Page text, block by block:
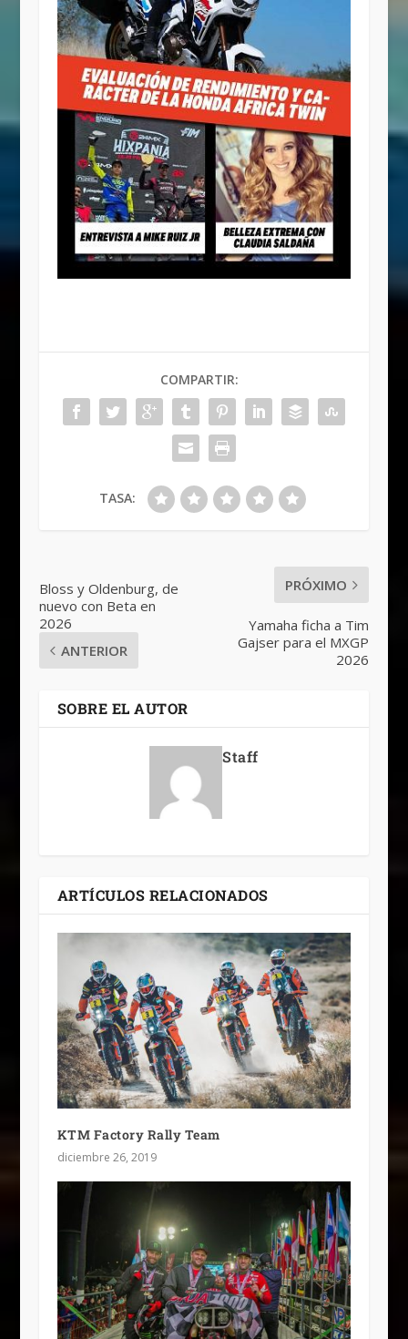
COMPARTIR:
TASA:
Bloss y Oldenburg, de
nuevo con Beta en
2026
ANTERIOR
PRÓXIMO
Yamaha ficha a Tim
Gajser para el MXGP
2026
SOBRE EL AUTOR
Staff
ARTÍCULOS RELACIONADOS
KTM Factory Rally Team
diciembre 26, 2019